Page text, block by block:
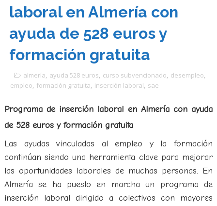
laboral en Almería con
ayuda de 528 euros y
formación gratuita
almería, ayuda 528 euros, curso subvencionado, desempleo,
empleo, formación gratuita, inserción laboral, sae
Programa de inserción laboral en Almería con ayuda
de 528 euros y formación gratuita
Las ayudas vinculadas al empleo y la formación
continúan siendo una herramienta clave para mejorar
las oportunidades laborales de muchas personas. En
Almería se ha puesto en marcha un programa de
inserción laboral dirigido a colectivos con mayores